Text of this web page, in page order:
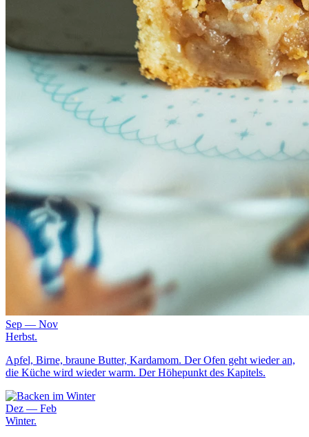
Sep — Nov
Herbst.
Apfel, Birne, braune Butter, Kardamom. Der Ofen geht wieder an,
die Küche wird wieder warm. Der Höhepunkt des Kapitels.
Dez — Feb
Winter.